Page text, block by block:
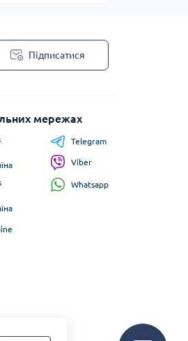
Підписатися
мережах
Telegram
Viber
Whatsapp